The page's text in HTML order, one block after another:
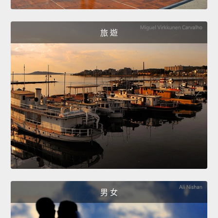
旅 遊
男 女